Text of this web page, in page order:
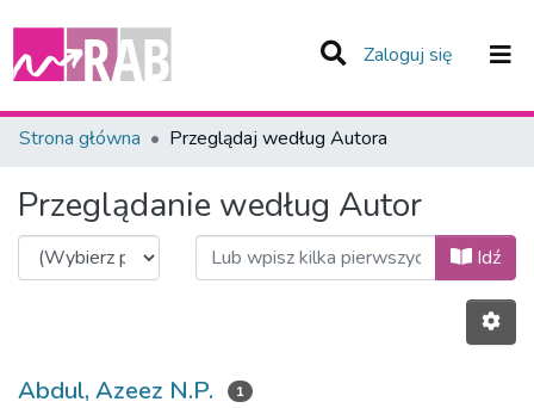
Zaloguj się (current)
Zespoły i Kolekcje
Strona główna Przeglądaj według Autora
Przeglądanie według Autor
Idź
Abdul, Azeez N.P. 1